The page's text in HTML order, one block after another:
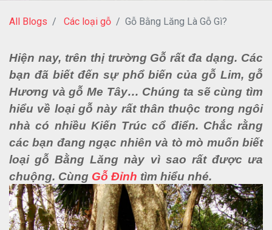
All Blogs Các loại gỗ Gỗ Bằng Lăng Là Gỗ Gì?
Hiện nay, trên thị trường Gỗ rất đa dạng. Các
bạn đã biết đến sự phổ biến của gỗ Lim, gỗ
Hương và gỗ Me Tây… Chúng ta sẽ cùng tìm
hiểu về loại gỗ này rất thân thuộc trong ngôi
nhà có nhiều Kiến Trúc cổ điển. Chắc rằng
các bạn đang ngạc nhiên và tò mò muốn biết
loại gỗ Bằng Lăng này vì sao rất được ưa
chuộng. Cùng Gỗ Đỉnh tìm hiểu nhé.